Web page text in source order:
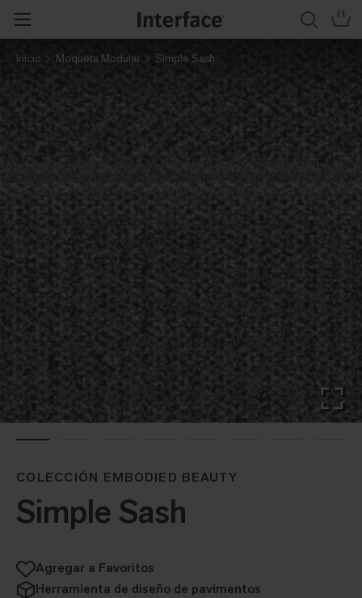
Inicio Moqueta Modular Simple Sash
COLECCIÓN EMBODIED BEAUTY
Simple Sash
Agregar a Favoritos
Herramienta de diseño de pavimentos